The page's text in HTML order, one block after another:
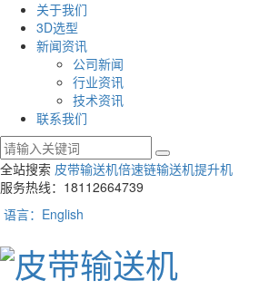
关于我们
3D选型
新闻资讯
公司新闻
行业资讯
技术资讯
联系我们
全站搜索 皮带输送机倍速链输送机提升机
服务热线：18112664739
语言：English